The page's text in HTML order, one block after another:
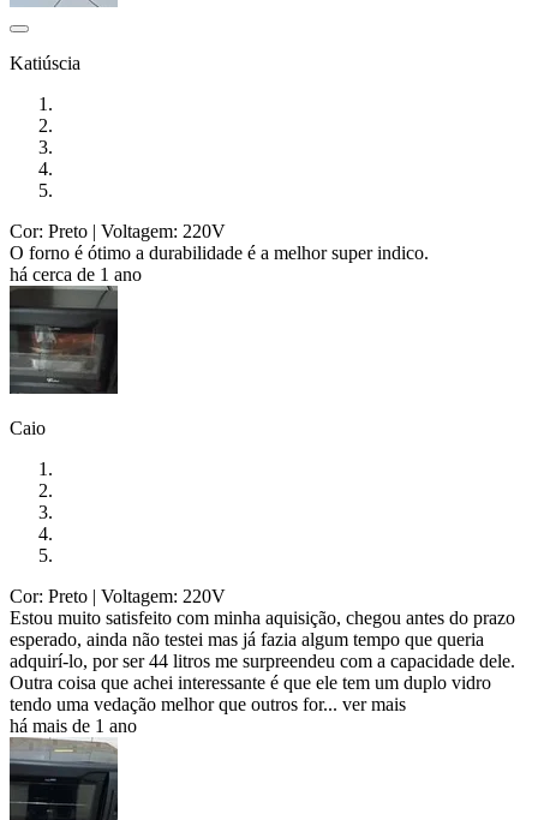
Katiúscia
Cor: Preto | Voltagem: 220V
O forno é ótimo a durabilidade é a melhor super indico.
há cerca de 1 ano
Caio
Cor: Preto | Voltagem: 220V
Estou muito satisfeito com minha aquisição, chegou antes do prazo
esperado, ainda não testei mas já fazia algum tempo que queria
adquirí-lo, por ser 44 litros me surpreendeu com a capacidade dele.
Outra coisa que achei interessante é que ele tem um duplo vidro
tendo uma vedação melhor que outros for... ver mais
há mais de 1 ano